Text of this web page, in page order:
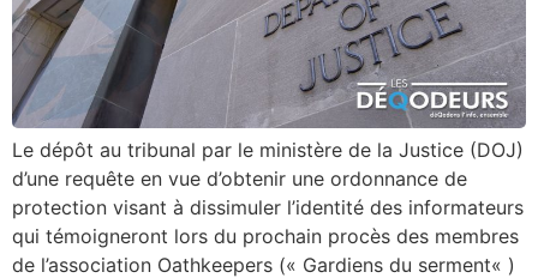
Le dépôt au tribunal par le ministère de la Justice (DOJ)
d’une requête en vue d’obtenir une ordonnance de
protection visant à dissimuler l’identité des informateurs
qui témoigneront lors du prochain procès des membres
de l’association Oathkeepers (« Gardiens du serment« )